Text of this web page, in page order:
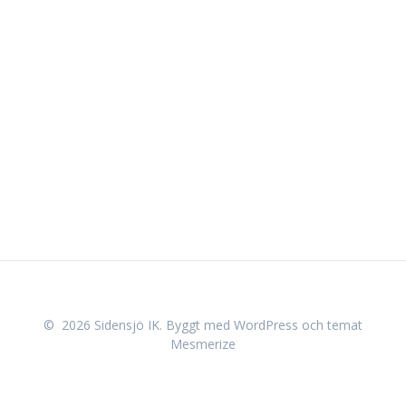
© 2026 Sidensjö IK. Byggt med WordPress och temat
Mesmerize